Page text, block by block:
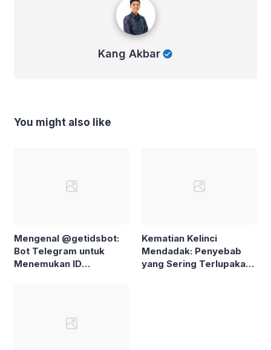
Kang Akbar
You might also like
Mengenal @getidsbot:
Bot Telegram untuk
Menemukan ID
Kematian Kelinci
Mendadak: Penyebab
yang Sering Terlupakan